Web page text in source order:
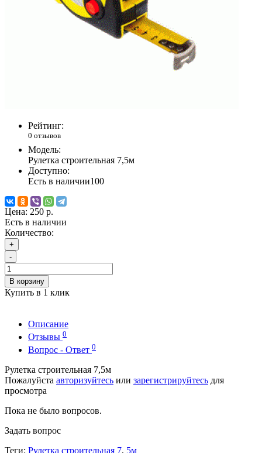
Рейтинг:
0 отзывов
Модель:
Рулетка строительная 7,5м
Доступно:
Есть в наличии100
Цена: 250 р.
Есть в наличии
Количество:
+
-
В корзину
Купить в 1 клик
Описание
Отзывы 0
Вопрос - Ответ 0
Рулетка строительная 7,5м
Пожалуйста авторизуйтесь или зарегистрируйтесь для
просмотра
Пока не было вопросов.
Задать вопрос
Теги: Рулетка строительная 7, 5м